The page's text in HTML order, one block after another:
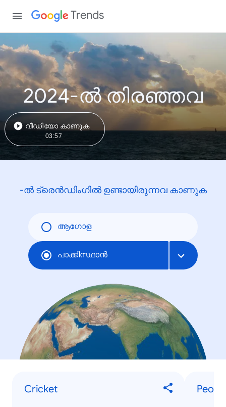
Trends
2024-ൽ തിരഞ്ഞവ
വീഡിയോ കാണുക
03:57
-ൽ ട്രെൻഡിംഗിൽ ഉണ്ടായിരുന്നവ കാണുക
ആഗോള
പാക്കിസ്ഥാന്‍
Cricket